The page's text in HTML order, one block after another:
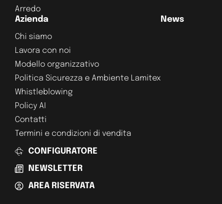
Arredo
Azienda
Chi siamo
Lavora con noi
Modello organizzativo
Politica Sicurezza e Ambiente Lamitex
Whistleblowing
Policy AI
Contatti
Termini e condizioni di vendita
News
CONFIGURATORE
NEWSLETTER
AREA RISERVATA